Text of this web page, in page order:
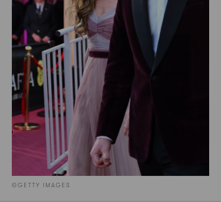
©GETTY IMAGES